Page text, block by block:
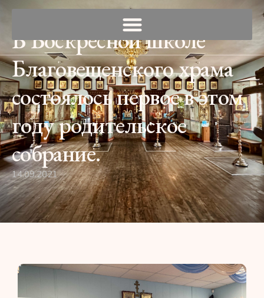
В Воскресной школе
Благовещенского храма
состоялось первое в этом
году родительское
собрание.
14.09.2021